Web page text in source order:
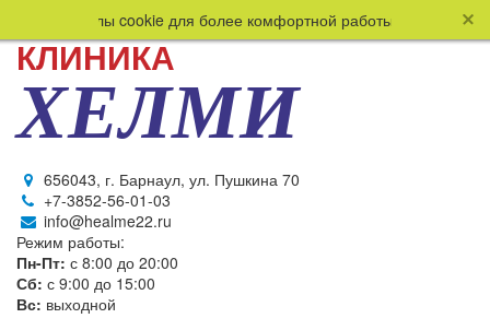
файлы cookie для более комфортной работы
КЛИНИКА
ХЕЛМИ
656043, г. Барнаул, ул. Пушкина 70
+7-3852-56-01-03
info@healme22.ru
Режим работы:
Пн-Пт: с 8:00 до 20:00
Сб: с 9:00 до 15:00
Вс: выходной